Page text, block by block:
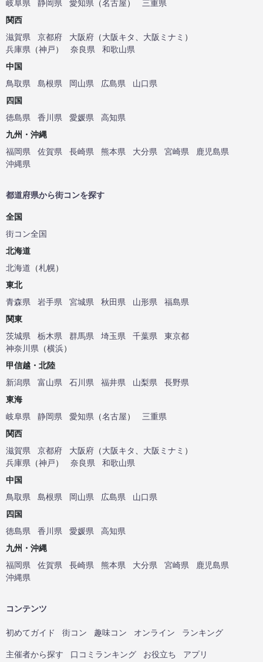
岐阜県 静岡県 愛知県 （名古屋）
三重県
関西
滋賀県
京都府 大阪府 （大阪キタ 大阪ミナミ ）
兵庫県 （神戸） 奈良県
和歌山県
中国
鳥取県
島根県 岡山県 広島県
山口県
四国
徳島県
香川県 愛媛県
高知県
九州・沖縄
福岡県
佐賀県 長崎県 熊本県 大分県 宮崎県
鹿児島県
沖縄県
都道府県から街コンを探す
全国
街コン全国
北海道
北海道 （札幌）
東北
青森県
岩手県 宮城県 秋田県 山形県
福島県
関東
茨城県
栃木県 群馬県 埼玉県 千葉県
東京都
神奈川県 （横浜）
甲信越・北陸
新潟県
富山県 石川県 福井県 山梨県
長野県
東海
岐阜県
静岡県 愛知県 （名古屋）
三重県
関西
滋賀県
京都府 大阪府 （大阪キタ 大阪ミナミ ）
兵庫県 （神戸） 奈良県
和歌山県
中国
鳥取県
島根県 岡山県 広島県
山口県
四国
徳島県
香川県 愛媛県
高知県
九州・沖縄
福岡県
佐賀県 長崎県 熊本県 大分県 宮崎県
鹿児島県
沖縄県
コンテンツ
初めてガイド 街コン 趣味コン オンライン ランキング
主催者から探す 口コミランキング お役立ち アプリ